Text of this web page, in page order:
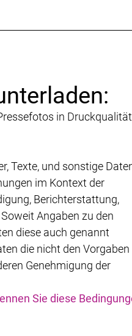
in Druckqualität
Texte, und sonstige
im Kontext der
Berichterstattung,
Angaben zu den
diese auch genannt
die nicht den Vorgaben
Genehmigung der
Sie diese